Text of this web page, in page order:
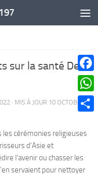
sur la santé De
· MIS À JOUR 10 OCTOBRE
les cérémonies religieuses
d’Asie et
l’avenir ou chasser les
servaient pour nettoyer